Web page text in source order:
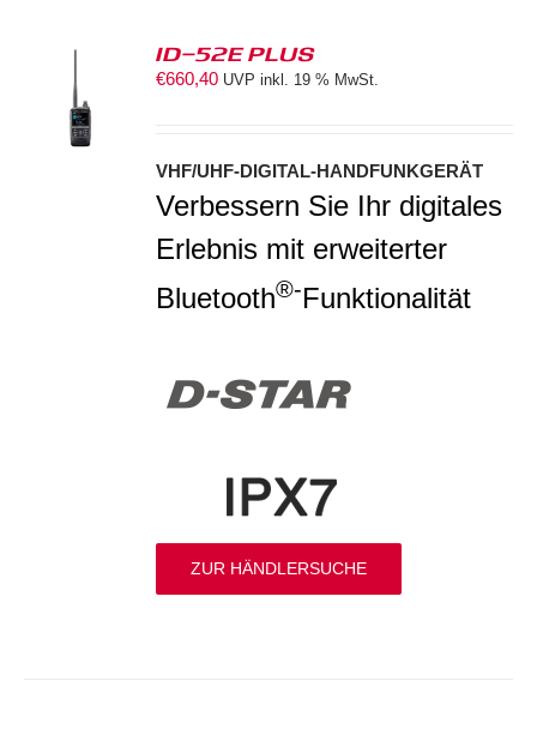
ID-52E PLUS
€660,40 UVP inkl. 19 % MwSt.
VHF/UHF-DIGITAL-HANDFUNKGERÄT
Verbessern Sie Ihr digitales
Erlebnis mit erweiterter
Bluetooth®-Funktionalität
ZUR HÄNDLERSUCHE